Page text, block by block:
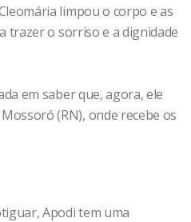
limpou o corpo e as
trazer o sorriso e a dignidade
em saber que, agora, ele
(RN), onde recebe os
Apodi tem uma